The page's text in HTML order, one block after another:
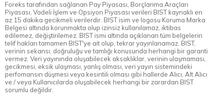
Foreks tarafından sağlanan Pay Piyasası, Borçlanma Araçları
Piyasası, Vadeli İşlem ve Opsiyon Piyasası verileri BIST kaynaklı en
az 15 dakika gecikmeli verilerdir. BIST isim ve logosu Koruma Marka
Belgesi altında korunmakta olup izinsiz kullanılamaz, iktibas
edilemez, değiştirilemez. BIST ismi altında açıklanan tüm belgelerin
telif hakları tamamen BIST'ye ait olup, tekrar yayınlanamaz. BIST,
verinin sekansı, doğruluğu ve tamlığı konusunda herhangi bir garanti
vermez. Veri yayınında oluşabilecek aksaklıklar, verinin ulaşmaması,
gecikmesi, eksik ulaşması, yanlış olması, veri yayın sistemindeki
perfomansın düşmesi veya kesintili olması gibi hallerde Alıcı, Alt Alıcı
ve / veya Kullanıcılarda oluşabilecek herhangi bir zarardan BIST
sorumlu değildir.